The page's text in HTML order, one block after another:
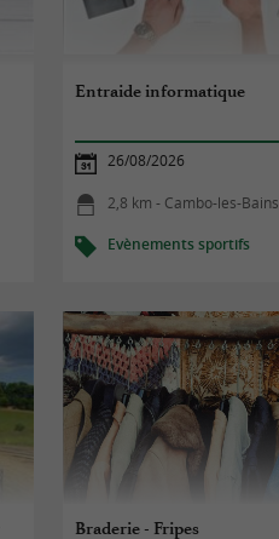
Entraide informatique
26/08/2026
2,8 km - Cambo-les-Bains
Evènements sportifs
Braderie - Fripes